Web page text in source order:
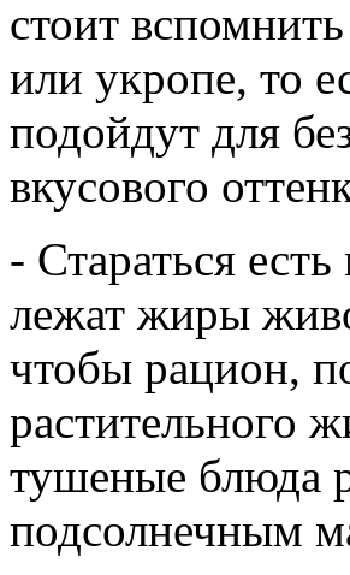
стоит
или укропе, то
подойдут для
вкусового
- Стараться
лежат жиры
чтобы рацион,
растительного
тушеные блюда
подсолнечным